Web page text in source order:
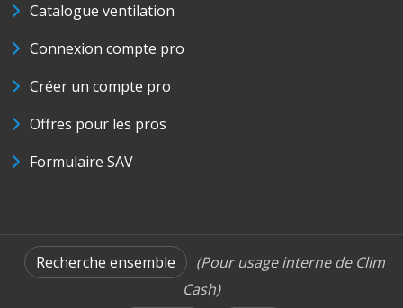
Catalogue ventilation
Connexion compte pro
Créer un compte pro
Offres pour les pros
Formulaire SAV
Recherche ensemble
(Pour usage interne de Clim
Cash)